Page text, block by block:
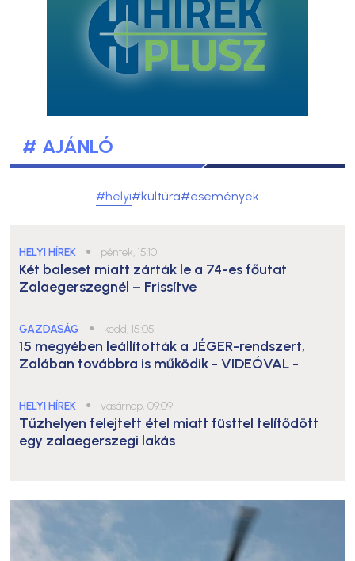
# AJÁNLÓ
#helyi#kultúra#események
HELYI HÍREK ● péntek, 15:10
Két baleset miatt zárták le a 74-es főutat
Zalaegerszegnél – Frissítve
GAZDASÁG ● kedd, 15:05
15 megyében leállították a JÉGER-rendszert,
Zalában továbbra is működik - VIDEÓVAL -
HELYI HÍREK ● vasárnap, 09:09
Tűzhelyen felejtett étel miatt füsttel telítődött
egy zalaegerszegi lakás